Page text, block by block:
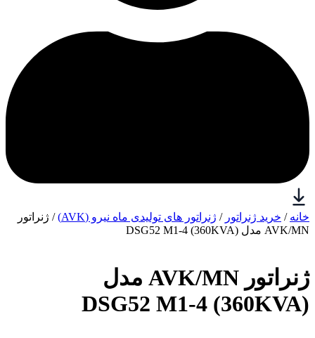
خانه / خرید ژنراتور / ژنراتور های تولیدی ماه نیرو (AVK)
/ ژنراتور
AVK/MN مدل (360KVA) DSG52 M1-4
ژنراتور AVK/MN مدل
(360KVA) DSG52 M1-4